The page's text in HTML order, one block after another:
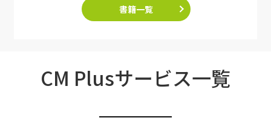
書籍一覧
CM Plusサービス一覧